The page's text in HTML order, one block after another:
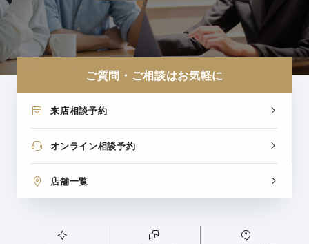
ご質問・ご相談はお気軽に
来店相談予約
オンライン相談予約
店舗一覧